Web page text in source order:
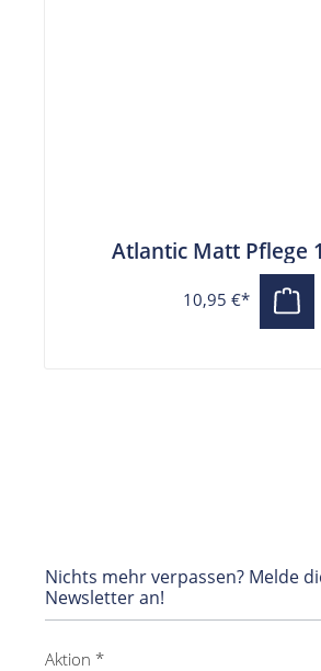
Atlantic Matt Pflege
10,95 €*
Nichts mehr verpassen? Melde
Newsletter an!
Aktion *